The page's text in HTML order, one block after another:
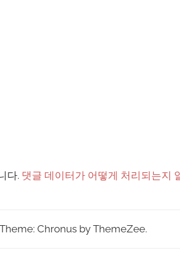
다. 댓글 데이터가 어떻게 처리되는지
Chronus by ThemeZee.